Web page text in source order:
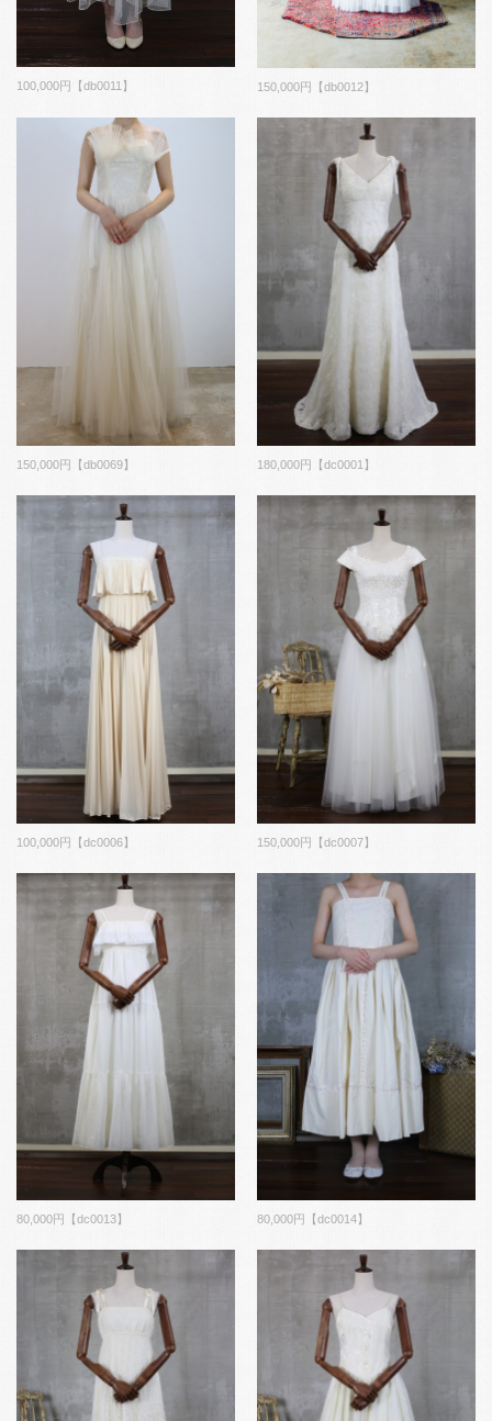
100,000円【db0011】 150,000円【db0012】
150,000円【db0069】 180,000円【dc0001】
100,000円【dc0006】 150,000円【dc0007】
80,000円【dc0013】 80,000円【dc0014】